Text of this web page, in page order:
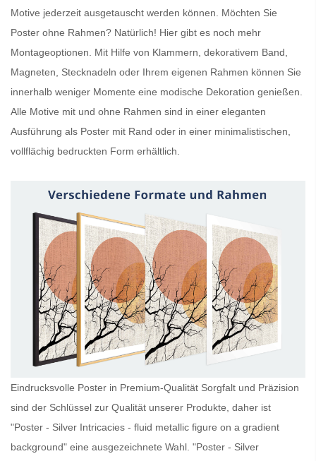
Motive jederzeit ausgetauscht werden können. Möchten Sie
Poster ohne Rahmen? Natürlich! Hier gibt es noch mehr
Montageoptionen. Mit Hilfe von Klammern, dekorativem Band,
Magneten, Stecknadeln oder Ihrem eigenen Rahmen können Sie
innerhalb weniger Momente eine modische Dekoration genießen.
Alle Motive mit und ohne Rahmen sind in einer eleganten
Ausführung als Poster mit Rand oder in einer minimalistischen,
vollflächig bedruckten Form erhältlich.
Eindrucksvolle Poster in Premium-Qualität Sorgfalt und Präzision
sind der Schlüssel zur Qualität unserer Produkte, daher ist
"Poster - Silver Intricacies - fluid metallic figure on a gradient
background" eine ausgezeichnete Wahl. "Poster - Silver